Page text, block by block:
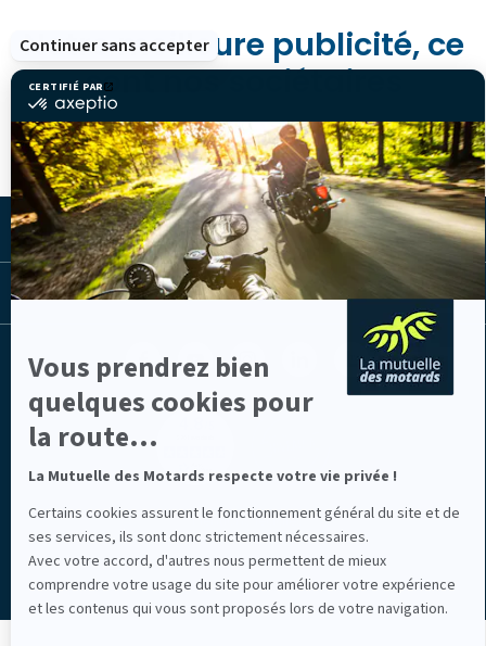
CERTIFIÉ PAR
certifié
Axeptio
-
En
savoir
plus
sur
Axeptio
Vous prendrez bien
quelques cookies pour
la route...
La Mutuelle des Motards respecte votre vie privée !
Certains cookies assurent le fonctionnement général du site et de
ses services, ils sont donc strictement nécessaires.
Avec votre accord, d'autres nous permettent de mieux
comprendre votre usage du site pour améliorer votre expérience
et les contenus qui vous sont proposés lors de votre navigation.
Continuer sans accepter
Notre meilleure publicité, ce
sont nos sociétaires
LA MUTUELLE
LES LIENS UTILES
Facebook
(nouvelle
fenêtre)
Youtube
(nouvelle
fenêtre)
(nouvelle
fenêtre)
Linkedin
(nouvelle
Lib
TV
Mentions légales